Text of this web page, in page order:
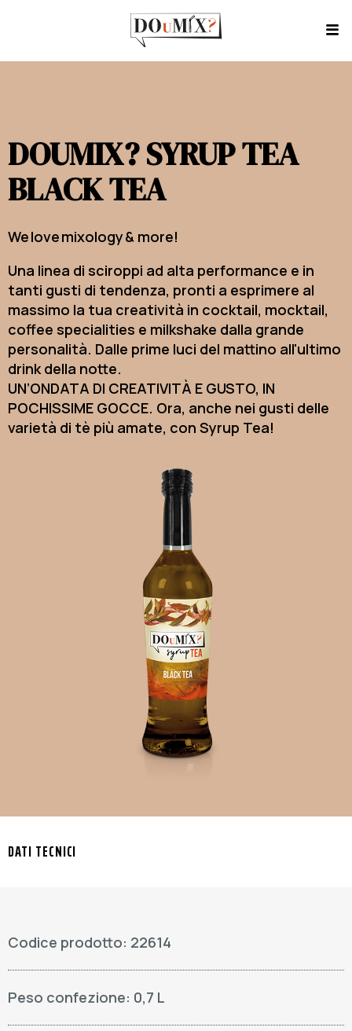
DOUMIX? SYRUP TEA
BLACK TEA
We love mixology & more!
Una linea di sciroppi ad alta performance e in
tanti gusti di tendenza, pronti a esprimere al
massimo la tua creatività in cocktail, mocktail,
coffee specialities e milkshake dalla grande
personalità. Dalle prime luci del mattino all'ultimo
drink della notte.
UN’ONDATA DI CREATIVITÀ E GUSTO, IN
POCHISSIME GOCCE. Ora, anche nei gusti delle
varietà di tè più amate, con Syrup Tea!
DATI TECNICI
Codice prodotto: 22614
Peso confezione: 0,7 L